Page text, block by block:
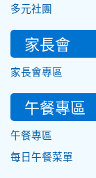
多元社團
家長會
家長會專區
午餐專區
午餐專區
每日午餐菜單